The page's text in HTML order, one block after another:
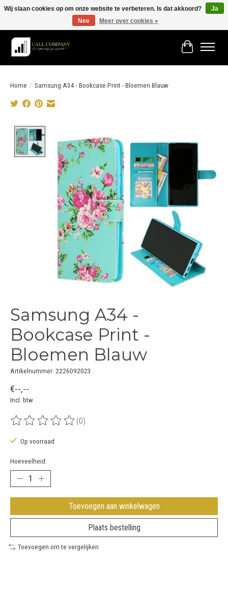
Vóór 19:00 besteld morgen in huis!
Winkelwagen
Home / Samsung A34 - Bookcase Print - Bloemen Blauw
Samsung A34 -
Bookcase Print -
Bloemen Blauw
Artikelnummer: 2226092023
€--,--
Incl. btw
De beoordeling van dit product is
(0)
Op voorraad
Hoeveelheid:
Toevoegen aan winkelwagen
Plaats bestelling
Toevoegen om te vergelijken
Wij slaan cookies op om onze website te verbeteren. Is dat akkoord?
Ja
Nee
Meer over cookies »